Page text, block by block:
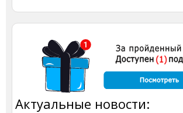
Актуальные новости: